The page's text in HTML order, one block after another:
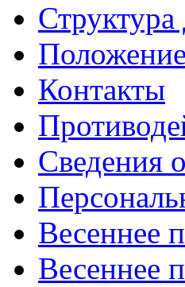
Контакты
Сведения
Весеннее
Весеннее